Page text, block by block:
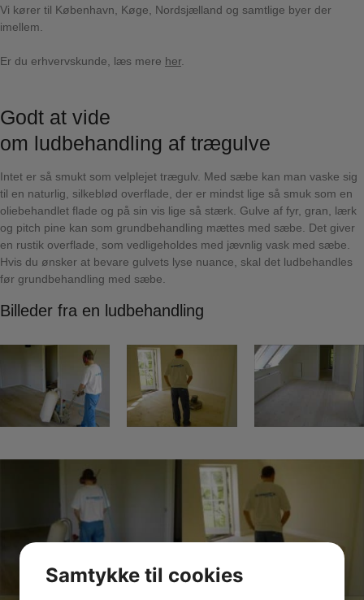
Vi kører til København, Køge, Nordsjælland og samtlige byer der
imellem.
Er du erhvervskunde, læs mere her.
Godt at vide
om ludbehandling af trægulve
Intet er så smukt som velplejet trægulv. Med sæbe kan man vaske sig
til en naturlig, silkeblød overflade, der er mindst lige så smuk som en
oliebehandlet flade og på sin vis lige så stærk. Gulve af fyr, gran, lærk
og pitch pine kan som grundbehandling mættes med sæbe. Det giver
en rustik overflade, som vedligeholdes med jævnlig vask med sæbe.
Hvis du ønsker at bevare gulvets lyse nuance, skal det ludbehandles
før grundbehandling med sæbe.
Billeder fra en ludbehandling
Samtykke til cookies